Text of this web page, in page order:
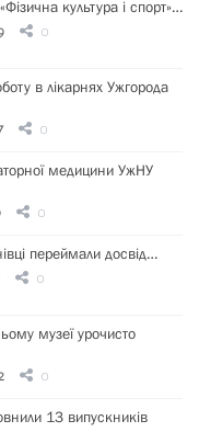
культура і спорт»…
0
в лікарнях Ужгорода
0
медицини УжНУ
0
переймали досвід…
0
музеї урочисто
0
13 випускників